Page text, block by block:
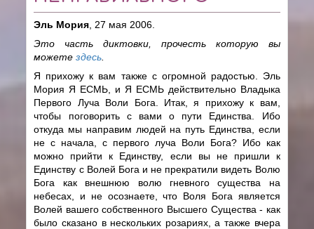
Эль Мория , 27 мая 2006.
Это часть диктовки, прочесть которую вы
можетездесь
Я прихожу к вам также с огромной радостью. Эль
Мория Я ЕСМЬ, и Я ЕСМЬ действительно Владыка
Первого Луча Воли Бога. Итак, я прихожу к вам,
чтобы поговорить с вами о пути Единства. Ибо
откуда мы направим людей на путь Единства, если
не с начала, с первого луча Воли Бога? Ибо как
можно прийти к Единству, если вы не пришли к
Единству с Волей Бога и не прекратили видеть Волю
Бога как внешнюю волю гневного существа на
небесах, и не осознаете, что Воля Бога является
Волей вашего собственного Высшего Существа - как
было сказано в нескольких розариях, а также вчера